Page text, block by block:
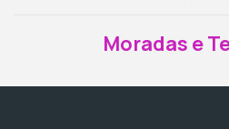
Moradas e